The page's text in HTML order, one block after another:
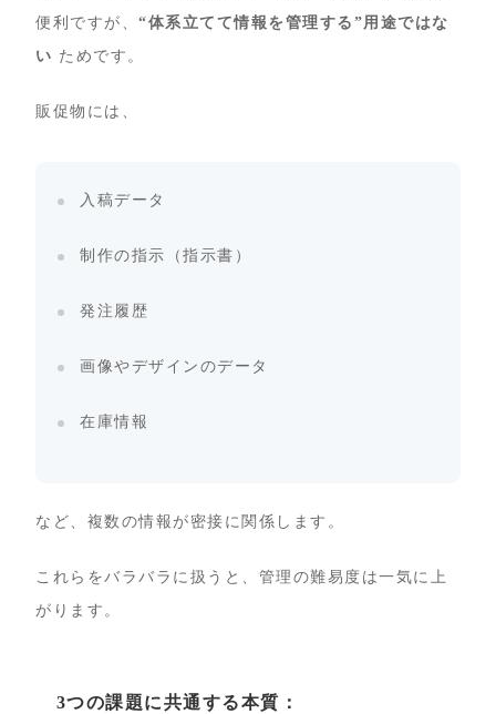
便利ですが、“体系立てて情報を管理する”用途ではな
い ためです。
販促物には、
入稿データ
制作の指示（指示書）
発注履歴
画像やデザインのデータ
在庫情報
など、複数の情報が密接に関係します。
これらをバラバラに扱うと、管理の難易度は一気に上
がります。
3つの課題に共通する本質：